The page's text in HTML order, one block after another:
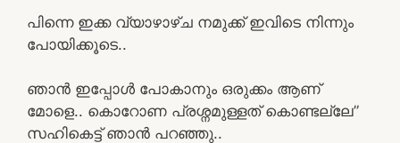
പിന്നെ ഇക്ക വ്യാഴാഴ്ച നമുക്ക് ഇവിടെ നിന്നും
പോയിക്കൂടെ..
ഞാൻ ഇപ്പോൾ പോകാനും ഒരുക്കം ആണ്
മോളെ.. കൊറോണ പ്രശ്നമുള്ളത് കൊണ്ടല്ലേ”
സഹികെട്ട് ഞാൻ പറഞ്ഞു..